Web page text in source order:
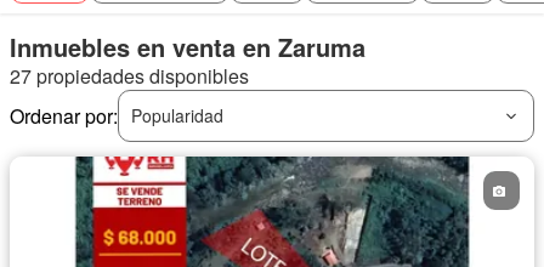
Inmuebles en venta en Zaruma
27 propiedades disponibles
Ordenar por:
Popularidad